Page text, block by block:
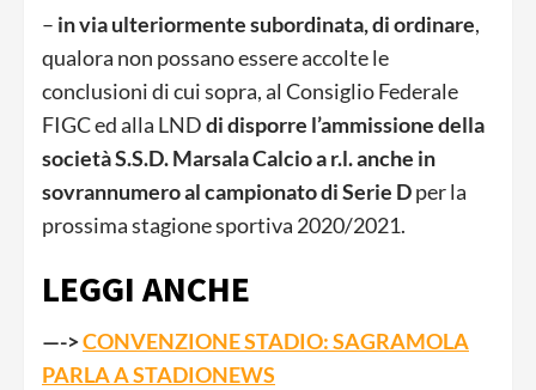
– in via ulteriormente subordinata, di ordinare,
qualora non possano essere accolte le
conclusioni di cui sopra, al Consiglio Federale
FIGC ed alla LNDdi disporre l’ammissione della
società S.S.D. Marsala Calcio a r.l. anche in
sovrannumero al campionato di Serie Dper la
prossima stagione sportiva 2020/2021.
LEGGI ANCHE
—->CONVENZIONE STADIO: SAGRAMOLA
PARLA A STADIONEWS